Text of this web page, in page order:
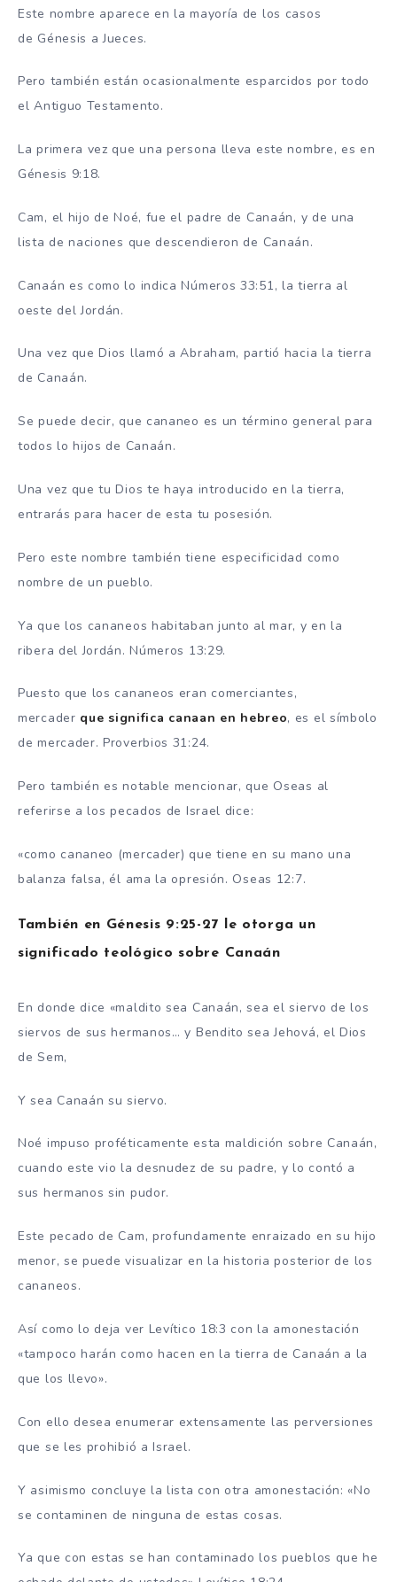
Este nombre aparece en la mayoría de los casos
de Génesis a Jueces.
Pero también están ocasionalmente esparcidos por todo
el Antiguo Testamento.
La primera vez que una persona lleva este nombre, es en
Génesis 9:18.
Cam, el hijo de Noé, fue el padre de Canaán, y de una
lista de naciones que descendieron de Canaán.
Canaán es como lo indica Números 33:51, la tierra al
oeste del Jordán.
Una vez que Dios llamó a Abraham, partió hacia la tierra
de Canaán.
Se puede decir, que cananeo es un término general para
todos lo hijos de Canaán.
Una vez que tu Dios te haya introducido en la tierra,
entrarás para hacer de esta tu posesión.
Pero este nombre también tiene especificidad como
nombre de un pueblo.
Ya que los cananeos habitaban junto al mar, y en la
ribera del Jordán. Números 13:29.
Puesto que los cananeos eran comerciantes,
mercader que significa canaan en hebreo, es el símbolo
de mercader. Proverbios 31:24.
Pero también es notable mencionar, que Oseas al
referirse a los pecados de Israel dice:
«como cananeo (mercader) que tiene en su mano una
balanza falsa, él ama la opresión. Oseas 12:7.
También en Génesis 9:25-27 le otorga un
significado teológico sobre Canaán
En donde dice «maldito sea Canaán, sea el siervo de los
siervos de sus hermanos… y Bendito sea Jehová, el Dios
de Sem,
Y sea Canaán su siervo.
Noé impuso proféticamente esta maldición sobre Canaán,
cuando este vio la desnudez de su padre, y lo contó a
sus hermanos sin pudor.
Este pecado de Cam, profundamente enraizado en su hijo
menor, se puede visualizar en la historia posterior de los
cananeos.
Así como lo deja ver Levítico 18:3 con la amonestación
«tampoco harán como hacen en la tierra de Canaán a la
que los llevo».
Con ello desea enumerar extensamente las perversiones
que se les prohibió a Israel.
Y asimismo concluye la lista con otra amonestación: «No
se contaminen de ninguna de estas cosas.
Ya que con estas se han contaminado los pueblos que he